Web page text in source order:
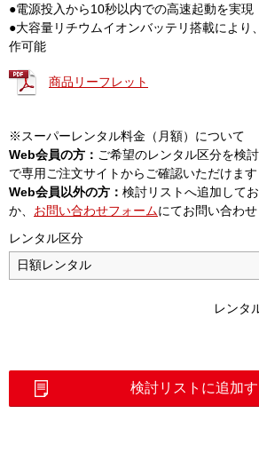
●電源投入から10秒以内での高速起動を実現
●大容量リチウムイオンバッテリ搭載により
作可能
商品リーフレット
※スーパーレンタル料金（月額）について
Web会員の方： ご希望のレンタル区分を検
で専用ご注文サイトからご確認いただけます
Web会員以外の方： 検討リストへ追加して
か、 お問い合わせフォームにてお問い合わ
レンタル区分
レンタ
検討リストに追加